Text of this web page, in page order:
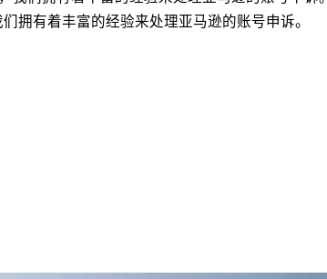
拥有着丰富的经验来处理亚马逊的账号申诉。